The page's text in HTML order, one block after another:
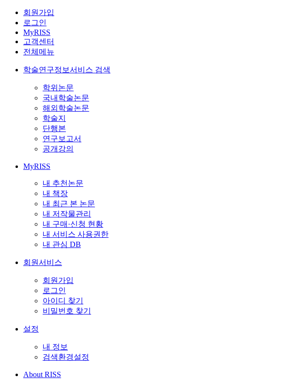
회원가입
로그인
MyRISS
고객센터
전체메뉴
학술연구정보서비스 검색
학위논문
국내학술논문
해외학술논문
학술지
단행본
연구보고서
공개강의
MyRISS
내 추천논문
내 책장
내 최근 본 논문
내 저작물관리
내 구매·신청 현황
내 서비스 사용권한
내 관심 DB
회원서비스
회원가입
로그인
아이디 찾기
비밀번호 찾기
설정
내 정보
검색환경설정
About RISS